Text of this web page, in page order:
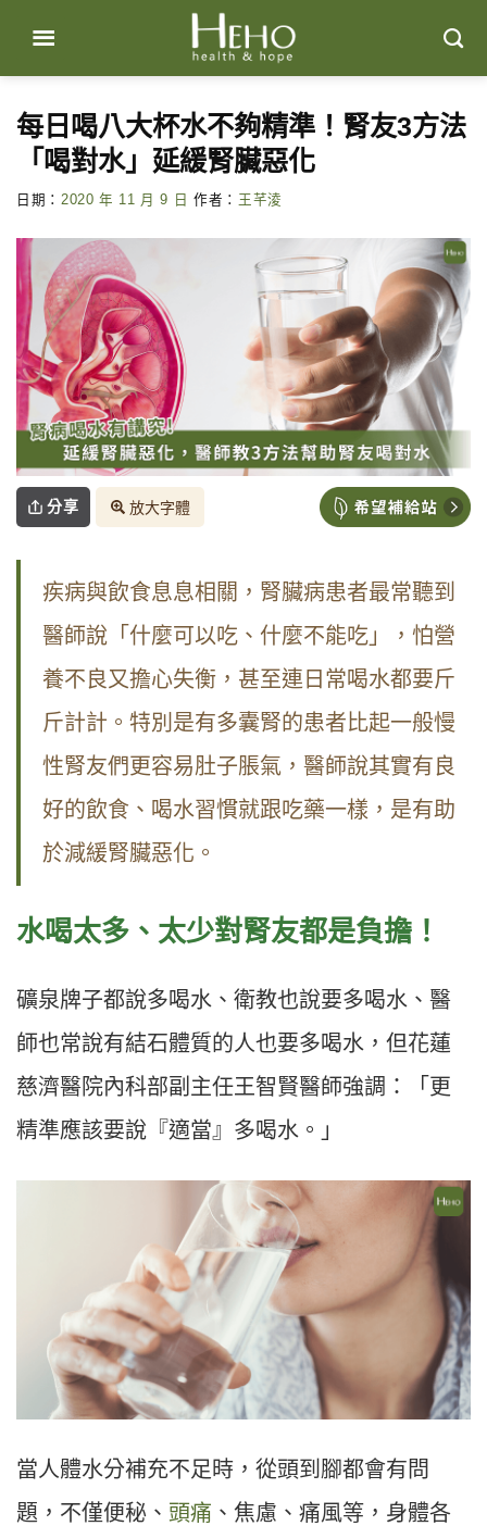
content
每日喝八大杯水不夠精準！腎友3方法
「喝對水」延緩腎臟惡化
日期： 2020 年 11 月 9 日 作者： 王芊淩
分享 放大字體
疾病與飲食息息相關，腎臟病患者最常聽到
醫師說「什麼可以吃、什麼不能吃」，怕營
養不良又擔心失衡，甚至連日常喝水都要斤
斤計計。特別是有多囊腎的患者比起一般慢
性腎友們更容易肚子脹氣，醫師說其實有良
好的飲食、喝水習慣就跟吃藥一樣，是有助
於減緩腎臟惡化。
水喝太多、太少對腎友都是負擔！
礦泉牌子都說多喝水、衛教也說要多喝水、醫
師也常說有結石體質的人也要多喝水，但花蓮
慈濟醫院內科部副主任王智賢醫師強調：「更
精準應該要說『適當』多喝水。」
當人體水分補充不足時，從頭到腳都會有問
題，不僅便秘、 頭痛 、焦慮、痛風等，身體各